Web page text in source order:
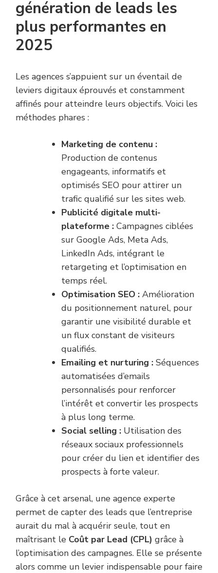
génération de leads les
plus performantes en
2025
Les agences s’appuient sur un éventail de
leviers digitaux éprouvés et constamment
affinés pour atteindre leurs objectifs. Voici les
méthodes phares :
Marketing de contenu :
Production de contenus
engageants, informatifs et
optimisés SEO pour attirer un
trafic qualifié sur les sites web.
Publicité digitale multi-
plateforme : Campagnes ciblées
sur Google Ads, Meta Ads,
LinkedIn Ads, intégrant le
retargeting et l’optimisation en
temps réel.
Optimisation SEO : Amélioration
du positionnement naturel, pour
garantir une visibilité durable et
un flux constant de visiteurs
qualifiés.
Emailing et nurturing : Séquences
automatisées d’emails
personnalisés pour renforcer
l’intérêt et convertir les prospects
à plus long terme.
Social selling : Utilisation des
réseaux sociaux professionnels
pour créer du lien et identifier des
prospects à forte valeur.
Grâce à cet arsenal, une agence experte
permet de capter des leads que l’entreprise
aurait du mal à acquérir seule, tout en
maîtrisant le Coût par Lead (CPL) grâce à
l’optimisation des campagnes. Elle se présente
alors comme un levier indispensable pour faire